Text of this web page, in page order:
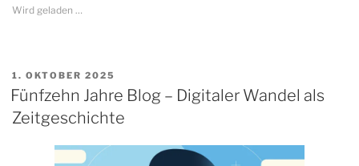
Wird geladen …
VERÖFFENTLICHT
AM
1. OKTOBER 2025
Fünfzehn Jahre Blog – Digitaler Wandel als
Zeitgeschichte